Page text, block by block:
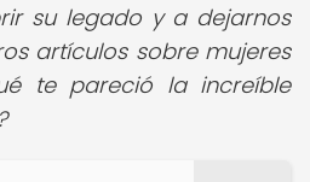
su legado y a dejarnos
artículos sobre mujeres
te pareció la increíble